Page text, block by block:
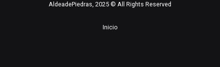
AldeadePiedras, 2025 © All Rights Reserved
Inicio